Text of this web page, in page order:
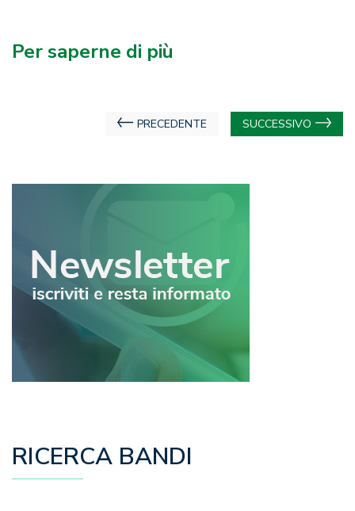
Per saperne di più
Navigazione
PRECEDENTE SUCCESSIVO
RICERCA BANDI